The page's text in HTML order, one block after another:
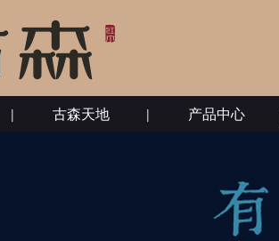
古森天地 产品中心